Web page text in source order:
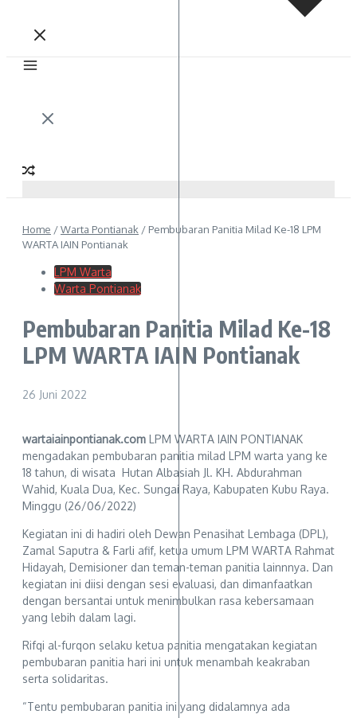
Home /Warta Pontianak / Pembubaran Panitia Milad Ke-18 LPM
WARTA IAIN Pontianak
LPM Warta
Warta Pontianak
Pembubaran Panitia Milad Ke-18
LPM WARTA IAIN Pontianak
26 Juni 2022
wartaiainpontianak.com LPM WARTA IAIN PONTIANAK
mengadakan pembubaran panitia milad LPM warta yang ke
18 tahun, di wisata Hutan Albasiah Jl. KH. Abdurahman
Wahid, Kuala Dua, Kec. Sungai Raya, Kabupaten Kubu Raya.
Minggu (26/06/2022)
Kegiatan ini di hadiri oleh Dewan Penasihat Lembaga (DPL),
Zamal Saputra & Farli afif, ketua umum LPM WARTA Rahmat
Hidayah, Demisioner dan teman-teman panitia lainnnya. Dan
kegiatan ini diisi dengan sesi evaluasi, dan dimanfaatkan
dengan bersantai untuk menimbulkan rasa kebersamaan
yang lebih dalam lagi.
Rifqi al-furqon selaku ketua panitia mengatakan kegiatan
pembubaran panitia hari ini untuk menambah keakraban
serta solidaritas.
“Tentu pembubaran panitia ini yang didalamnya ada